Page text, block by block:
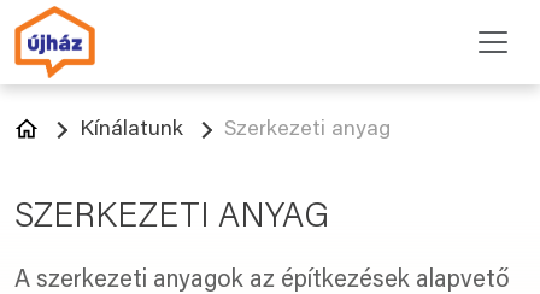
Kínálatunk Szerkezeti anyag
SZERKEZETI ANYAG
A szerkezeti anyagok az építkezések alapvető